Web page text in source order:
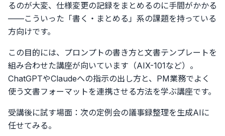
るのが大変、仕様変更の記録をまとめるのに手間がかかる
——こういった「書く・まとめる」系の課題を持っている
方向けです。
この目的には、プロンプトの書き方と文書テンプレートを
組み合わせた講座が向いています（AIX-101など）。
ChatGPTやClaudeへの指示の出し方と、PM業務でよく
使う文書フォーマットを連携させる方法を学ぶ講座です。
受講後に試す場面：次の定例会の議事録整理を生成AIに
任せてみる。